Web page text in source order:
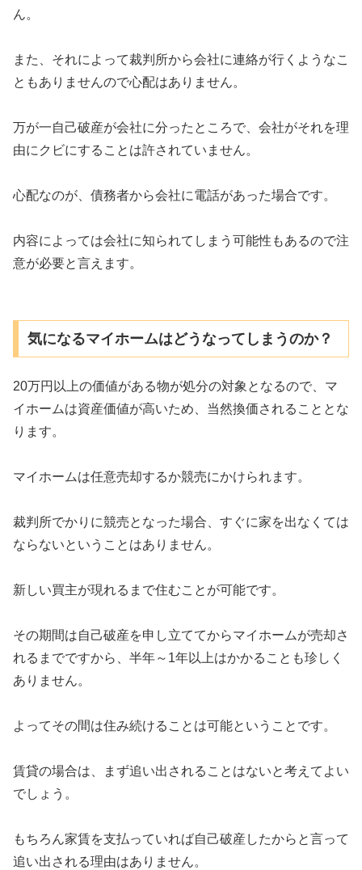
ん。
また、それによって裁判所から会社に連絡が行くようなこ
ともありませんので心配はありません。
万が一自己破産が会社に分ったところで、会社がそれを理
由にクビにすることは許されていません。
心配なのが、債務者から会社に電話があった場合です。
内容によっては会社に知られてしまう可能性もあるので注
意が必要と言えます。
気になるマイホームはどうなってしまうのか？
20万円以上の価値がある物が処分の対象となるので、マ
イホームは資産価値が高いため、当然換価されることとな
ります。
マイホームは任意売却するか競売にかけられます。
裁判所でかりに競売となった場合、すぐに家を出なくては
ならないということはありません。
新しい買主が現れるまで住むことが可能です。
その期間は自己破産を申し立ててからマイホームが売却さ
れるまでですから、半年～1年以上はかかることも珍しく
ありません。
よってその間は住み続けることは可能ということです。
賃貸の場合は、まず追い出されることはないと考えてよい
でしょう。
もちろん家賃を支払っていれば自己破産したからと言って
追い出される理由はありません。